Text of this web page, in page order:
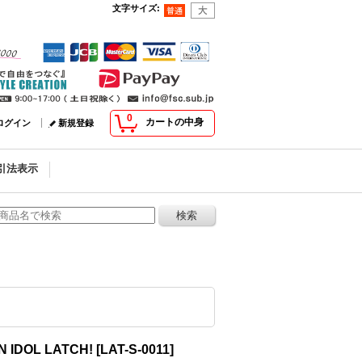
文字サイズ:
0 カートの中身
グイン 新規登録
法表示
IDOL LATCH! [LAT-S-0011]